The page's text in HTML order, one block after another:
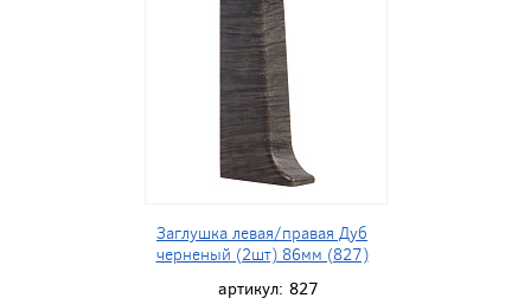
Заглушка левая/правая Дуб
черненый (2шт) 86мм (827)
артикул: 827